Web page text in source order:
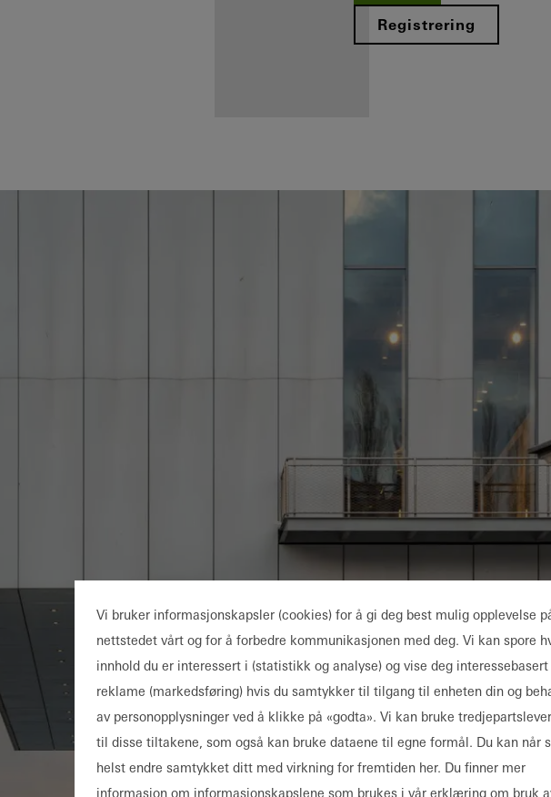
deg som
registrert
Registrering
Vi bruker informasjonskapsler (cookies) for å gi deg best mulig opplevelse
nettstedet vårt og for å forbedre kommunikasjonen med deg. Vi kan spore
innhold du er interessert i (statistikk og analyse) og vise deg interessebasert
reklame (markedsføring) hvis du samtykker til tilgang til enheten din og
av personopplysninger ved å klikke på «godta». Vi kan bruke
til disse tiltakene, som også kan bruke dataene til egne formål. Du kan når
helst endre samtykket ditt med virkning for fremtiden her. Du finner mer
informasjon om informasjonskapslene som brukes i vår erklæring om bruk